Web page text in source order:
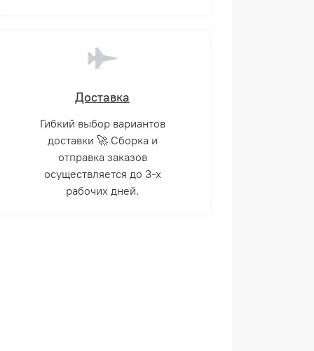
Доставка
Гибкий выбор вариантов
доставки 🚀 Сборка и
отправка заказов
осуществляется до 3-х
рабочих дней.